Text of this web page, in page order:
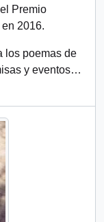
Premio
2016.
los poemas de
y eventos…